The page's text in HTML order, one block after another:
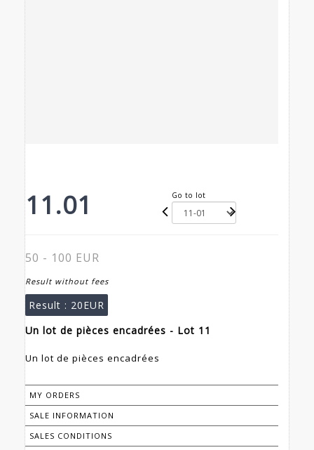
11.01 Go to lot
50 - 100 EUR
Result without fees
Result : 20EUR
Un lot de pièces encadrées - Lot 11
Un lot de pièces encadrées
MY ORDERS
SALE INFORMATION
SALES CONDITIONS